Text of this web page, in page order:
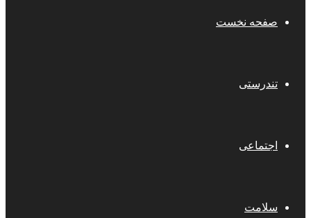
صفحه نخست
تندرستی
اجتماعی
سلامت